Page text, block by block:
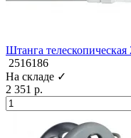
Штанга
2516186
На складе ✓
2 351 р.